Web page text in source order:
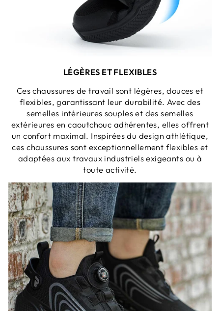
LÉGÈRES ET FLEXIBLES
Ces chaussures de travail sont légères, douces et
flexibles, garantissant leur durabilité. Avec des
semelles intérieures souples et des semelles
extérieures en caoutchouc adhérentes, elles offrent
un confort maximal. Inspirées du design athlétique,
ces chaussures sont exceptionnellement flexibles et
adaptées aux travaux industriels exigeants ou à
toute activité.